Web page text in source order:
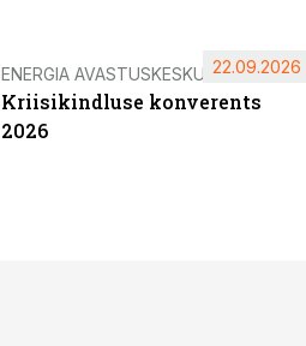
ENERGIA AVASTUSKESKUS
Kriisikindluse konverents
2026
22.09.2026